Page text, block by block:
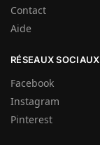
Contact
Aide
RÉSEAUX SOCIAUX
Facebook
Instagram
Pinterest